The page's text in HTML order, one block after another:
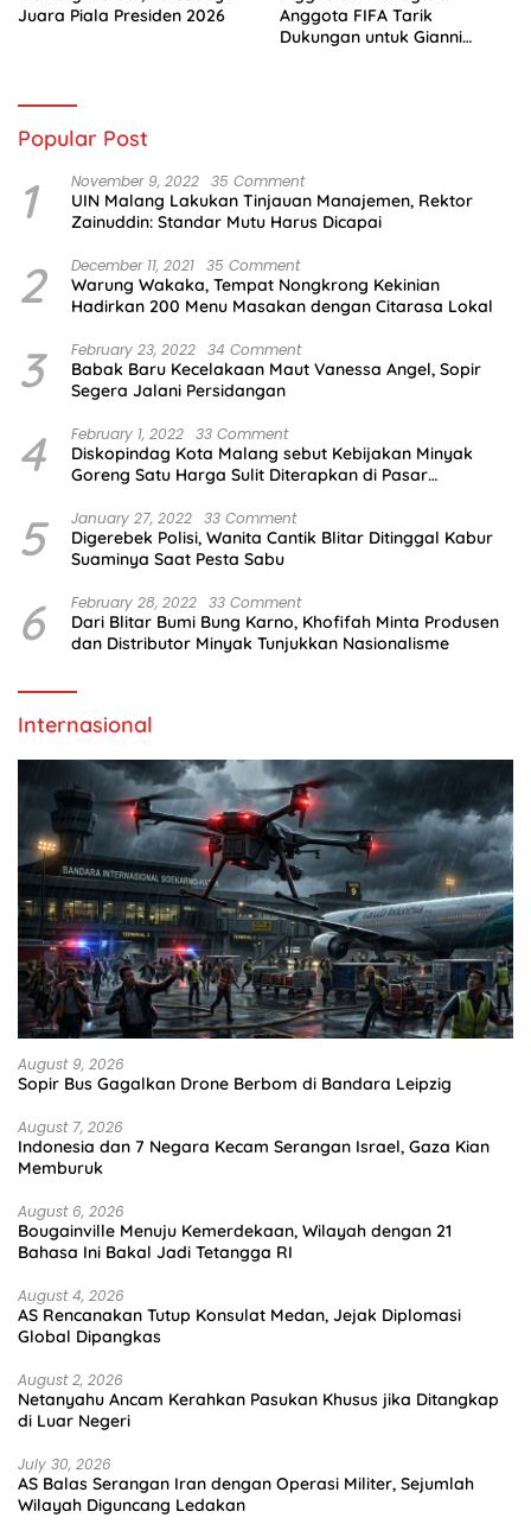
Juara Piala Presiden 2026
Anggota FIFA Tarik
Dukungan untuk Gianni
Popular Post
1 November 9, 2022 35 Comment
UIN Malang Lakukan Tinjauan Manajemen, Rektor
Zainuddin: Standar Mutu Harus Dicapai
2 December 11, 2021 35 Comment
Warung Wakaka, Tempat Nongkrong Kekinian
Hadirkan 200 Menu Masakan dengan Citarasa Lokal
3 February 23, 2022 34 Comment
Babak Baru Kecelakaan Maut Vanessa Angel, Sopir
Segera Jalani Persidangan
4 February 1, 2022 33 Comment
Diskopindag Kota Malang sebut Kebijakan Minyak
Goreng Satu Harga Sulit Diterapkan di Pasar
5 January 27, 2022 33 Comment
Digerebek Polisi, Wanita Cantik Blitar Ditinggal Kabur
Suaminya Saat Pesta Sabu
6 February 28, 2022 33 Comment
Dari Blitar Bumi Bung Karno, Khofifah Minta Produsen
dan Distributor Minyak Tunjukkan Nasionalisme
Internasional
August 9, 2026
Sopir Bus Gagalkan Drone Berbom di Bandara Leipzig
August 7, 2026
Indonesia dan 7 Negara Kecam Serangan Israel, Gaza Kian
Memburuk
August 6, 2026
Bougainville Menuju Kemerdekaan, Wilayah dengan 21
Bahasa Ini Bakal Jadi Tetangga RI
August 4, 2026
AS Rencanakan Tutup Konsulat Medan, Jejak Diplomasi
Global Dipangkas
August 2, 2026
Netanyahu Ancam Kerahkan Pasukan Khusus jika Ditangkap
di Luar Negeri
July 30, 2026
AS Balas Serangan Iran dengan Operasi Militer, Sejumlah
Wilayah Diguncang Ledakan